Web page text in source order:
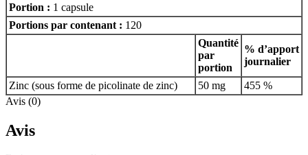
Portion : 1 capsule
Portions par contenant : 120
Quantité
par
portion
% d’apport
journalier
Zinc (sous forme de picolinate de zinc) 50 mg
455 %
Avis (0)
Avis